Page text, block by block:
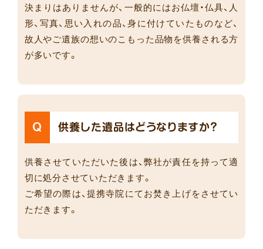
決まりはありませんが、一般的にはお仏壇・仏具、人
形、写真、思い入れの品、身に付けていたものなど、
故人やご遺族の想いのこもった品物を供養される方
が多いです。
Q 供養した遺品はどうなりますか？
供養させていただいた後は、弊社が責任を持って適
切に処分させていただきます。
ご希望の際は、提携寺院にてお焚き上げをさせてい
ただきます。